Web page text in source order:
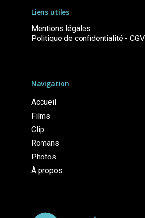
Liens utiles
Mentions légales
Politique de confidentialité - CGV
Navigation
Accueil
Films
Clip
Romans
Photos
À propos